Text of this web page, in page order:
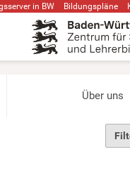
in BW Bildungspläne
Über uns